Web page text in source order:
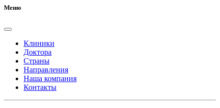
Меню
Клиники
Доктора
Страны
Направления
Наша компания
Контакты